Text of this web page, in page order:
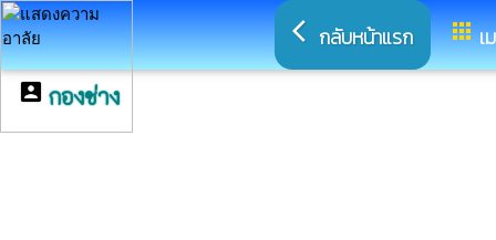
arrow_back_ios กลับหน้าแรก appsเ
account_box กองช่าง